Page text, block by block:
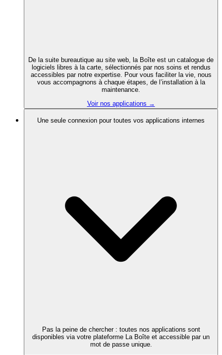
De la suite bureautique au site web, la Boîte est un catalogue de
logiciels libres à la carte, sélectionnés par nos soins et rendus
accessibles par notre expertise. Pour vous faciliter la vie, nous
vous accompagnons à chaque étapes, de l’installation à la
maintenance.
Voir nos applications →
Une seule connexion pour toutes vos applications internes
Pas la peine de chercher : toutes nos applications sont
disponibles via votre plateforme La Boîte et accessible par un
mot de passe unique.